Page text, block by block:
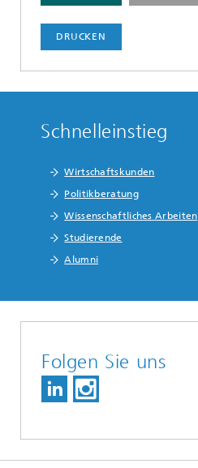
DRUCKEN
Schnelleinstieg
Wirtschaftskunden
Politikberatung
Wissenschaftliches Arbeiten
Studierende
Alumni
Folgen Sie uns